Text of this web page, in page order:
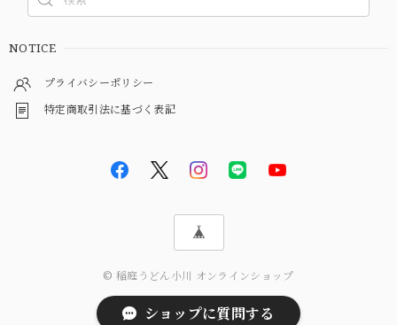
NOTICE
プライバシーポリシー
特定商取引法に基づく表記
© 稲庭うどん小川 オンラインショップ
ショップに質問する